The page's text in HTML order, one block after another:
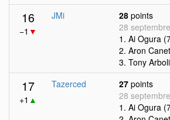
16
−1 ▼
JMi 28 points
28
1. Ai Ogura
2. Aron
3. Tony
17
+1 ▲
Tazerced 27 points
28
1. Ai Ogura